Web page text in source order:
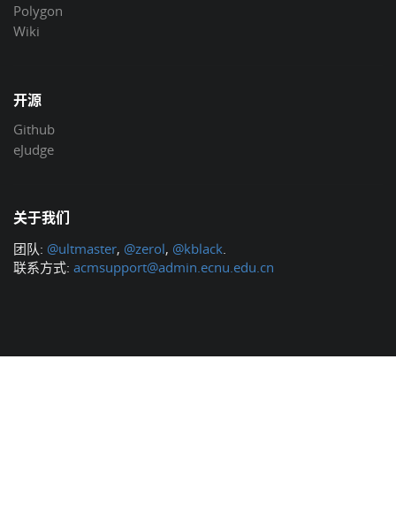
Polygon
Wiki
开源
Github
eJudge
关于我们
团队: @ultmaster, @zerol, @kblack.
联系方式: acmsupport@admin.ecnu.edu.cn